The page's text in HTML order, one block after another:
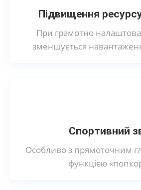
Підвищення
При грамотно
зменшується
Спортивний
Особливо з прямоточним
функцією